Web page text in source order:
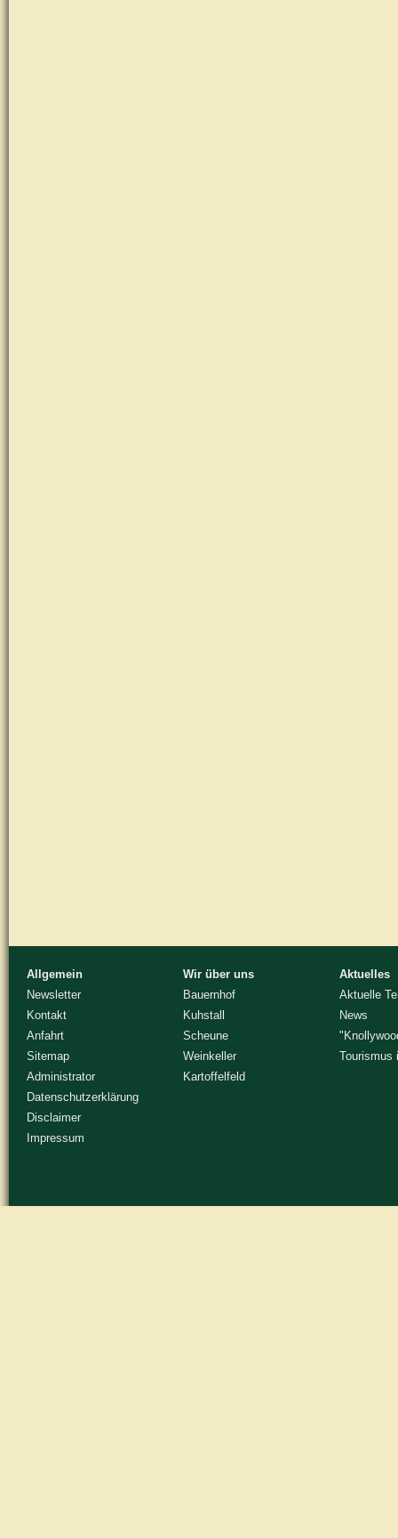
Allgemein
Newsletter
Kontakt
Anfahrt
Sitemap
Administrator
Datenschutzerklärung
Disclaimer
Impressum
Wir über uns
Bauernhof
Kuhstall
Scheune
Weinkeller
Kartoffelfeld
Aktuelles
Aktuelle
News
Tourismus